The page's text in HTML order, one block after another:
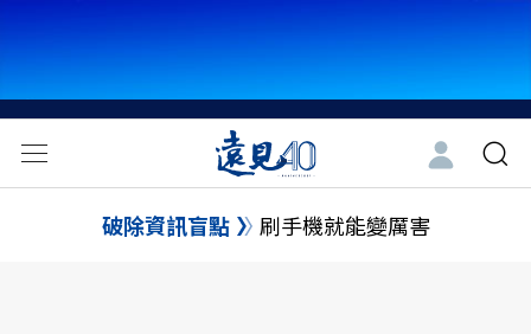
破除資訊盲點 刷手機就能變厲害